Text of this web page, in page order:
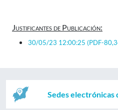
Justificantes de Publicación:
30/05/23 12:00:25 (PDF-
Sedes electrónicas